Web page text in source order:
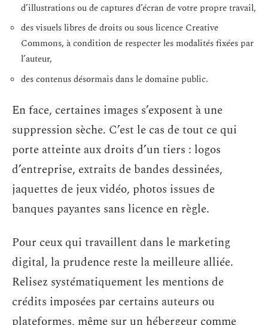
d’illustrations ou de captures d’écran de votre propre travail,
des visuels libres de droits ou sous licence Creative
Commons, à condition de respecter les modalités fixées par
l’auteur,
des contenus désormais dans le domaine public.
En face, certaines images s’exposent à une
suppression sèche. C’est le cas de tout ce qui
porte atteinte aux droits d’un tiers : logos
d’entreprise, extraits de bandes dessinées,
jaquettes de jeux vidéo, photos issues de
banques payantes sans licence en règle.
Pour ceux qui travaillent dans le marketing
digital, la prudence reste la meilleure alliée.
Relisez systématiquement les mentions de
crédits imposées par certains auteurs ou
plateformes, même sur un hébergeur comme